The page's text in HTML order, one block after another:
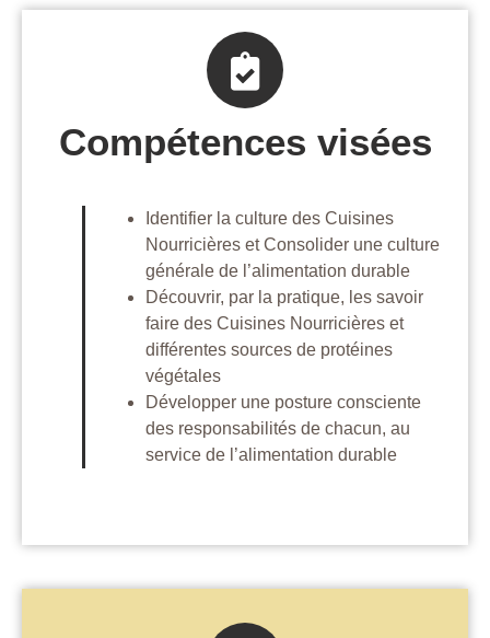
Compétences visées
Identifier la culture des Cuisines
Nourricières et Consolider une culture
générale de l’alimentation durable
Découvrir, par la pratique, les savoir
faire des Cuisines Nourricières et
différentes sources de protéines
végétales
Développer une posture consciente
des responsabilités de chacun, au
service de l’alimentation durable